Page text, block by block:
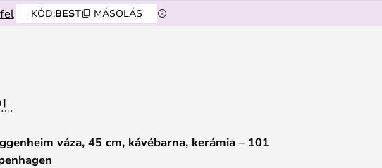
KÓD:BEST MÁSOLÁS
váza, 45 cm, kávébarna, kerámia – 101